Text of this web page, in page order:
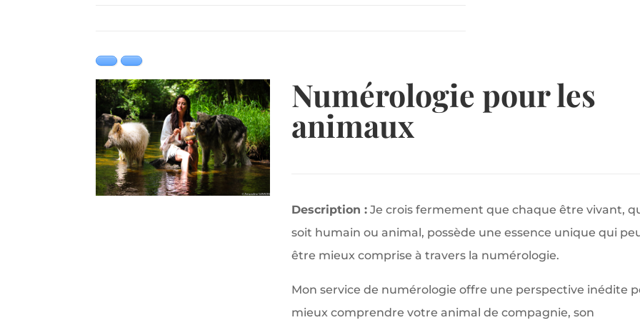
Numérologie pour les
animaux
Description : Je crois fermement que chaque être vivant,
soit humain ou animal, possède une essence unique qui
être mieux comprise à travers la numérologie.
Mon service de numérologie offre une perspective inédite
mieux comprendre votre animal de compagnie, son